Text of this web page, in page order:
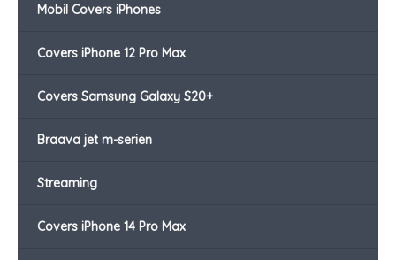
Mobil Covers iPhones
Covers iPhone 12 Pro Max
Covers Samsung Galaxy S20+
Braava jet m-serien
Streaming
Covers iPhone 14 Pro Max